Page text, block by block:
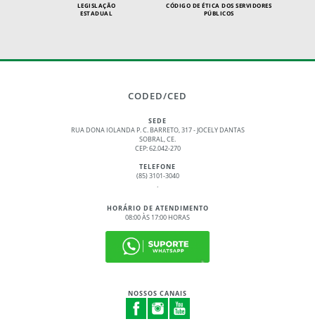
LEGISLAÇÃO
ESTADUAL
CÓDIGO DE ÉTICA DOS SERVIDORES
PÚBLICOS
CODED/CED
SEDE
RUA DONA IOLANDA P. C. BARRETO, 317 - JOCELY DANTAS
SOBRAL, CE.
CEP: 62.042-270
TELEFONE
(85) 3101-3040
.
HORÁRIO DE ATENDIMENTO
08:00 ÀS 17:00 HORAS
NOSSOS CANAIS